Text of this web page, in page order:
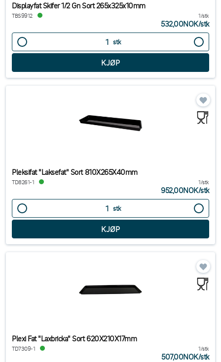
Displayfat Skifer 1/2 Gn Sort 265x325x10mm
TBS9912 1/stk
532,00NOK/stk
stk
Pleksifat "Laksefat" Sort 810X265X40mm
TD8261-1 1/stk
952,00NOK/stk
stk
Plexi Fat "Laxbricka" Sort 620X210X17mm
TD7309-1 1/stk
507,00NOK/stk